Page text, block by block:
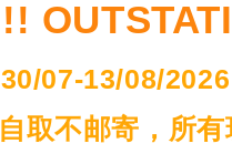
!!
30/07-13/08/
自取不邮寄，所